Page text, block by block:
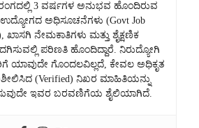
3 ವರ್ಷಗಳ ಅನುಭವ ಹೊಂದಿರುವ
ಉದ್ಯೋಗದ ಅಧಿಸೂಚನೆಗಳು (Govt Job
ಖಾಸಗಿ ನೇಮಕಾತಿಗಳು ಮತ್ತು ಶೈಕ್ಷಣಿಕ
ಪರಿಣತಿ ಹೊಂದಿದ್ದಾರೆ. ನಿರುದ್ಯೋಗಿ
ಗೊಂದಲವಿಲ್ಲದೆ, ಕೇವಲ ಅಧಿಕೃತ
(Verified) ನಿಖರ ಮಾಹಿತಿಯನ್ನು
ಇವರ ಬರವಣಿಗೆಯ ಶೈಲಿಯಾಗಿದೆ.